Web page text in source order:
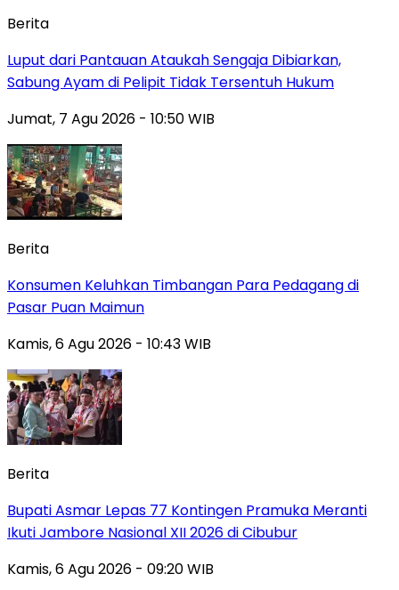
Berita
Luput dari Pantauan Ataukah Sengaja Dibiarkan,
Sabung Ayam di Pelipit Tidak Tersentuh Hukum
Jumat, 7 Agu 2026 - 10:50 WIB
Berita
Konsumen Keluhkan Timbangan Para Pedagang di
Pasar Puan Maimun
Kamis, 6 Agu 2026 - 10:43 WIB
Berita
Bupati Asmar Lepas 77 Kontingen Pramuka Meranti
Ikuti Jambore Nasional XII 2026 di Cibubur
Kamis, 6 Agu 2026 - 09:20 WIB